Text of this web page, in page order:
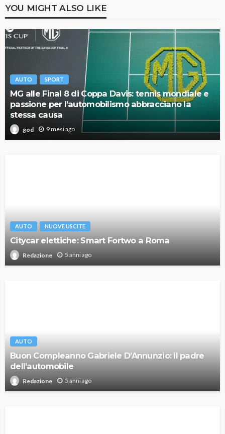
YOU MIGHT ALSO LIKE
AUTO SPORT
MG alle Final 8 di Coppa Davis: tennis mondiale e
passione per l’automobilismo abbracciano la
stessa causa
god 9 mesi ago
AUTO NUOVE USCITE
Citycar elettiche: Smart Fortwo a Roma
Redazione 5 anni ago
AUTO
Buon Compleanno Gabriele D’Annunzio: il padre
dell’automobile
Redazione 5 anni ago